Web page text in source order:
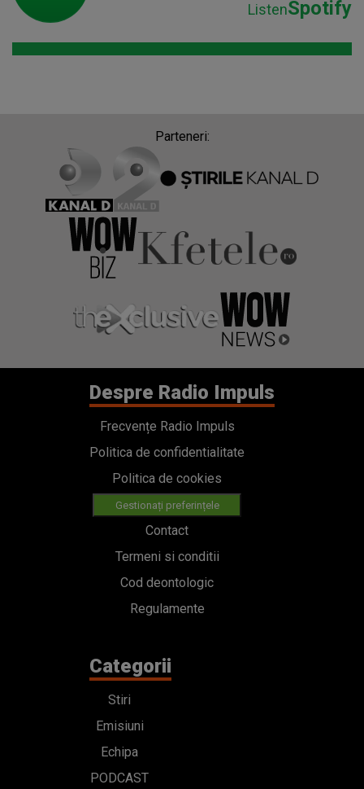
ListenSpotify
Parteneri:
Despre Radio Impuls
Frecvențe Radio Impuls
Politica de confidentialitate
Politica de cookies
Gestionați preferințele
Contact
Termeni si conditii
Cod deontologic
Regulamente
Categorii
Stiri
Emisiuni
Echipa
PODCAST